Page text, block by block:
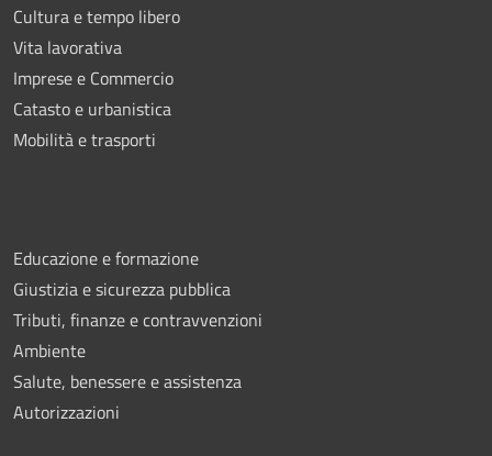
Cultura e tempo libero
Vita lavorativa
Imprese e Commercio
Catasto e urbanistica
Mobilità e trasporti
Educazione e formazione
Giustizia e sicurezza pubblica
Tributi, finanze e contravvenzioni
Ambiente
Salute, benessere e assistenza
Autorizzazioni